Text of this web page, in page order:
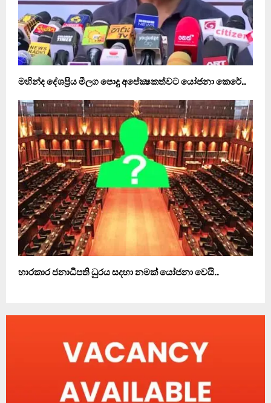
මහින්ද දේශප‍්‍රිය මීලග පොදු අපේක්‍ෂකත්වට යෝජනා කෙරේ..
භාරකාර ජනාධිපති ධුරය සදහා නමක් යෝජනා වෙයි..